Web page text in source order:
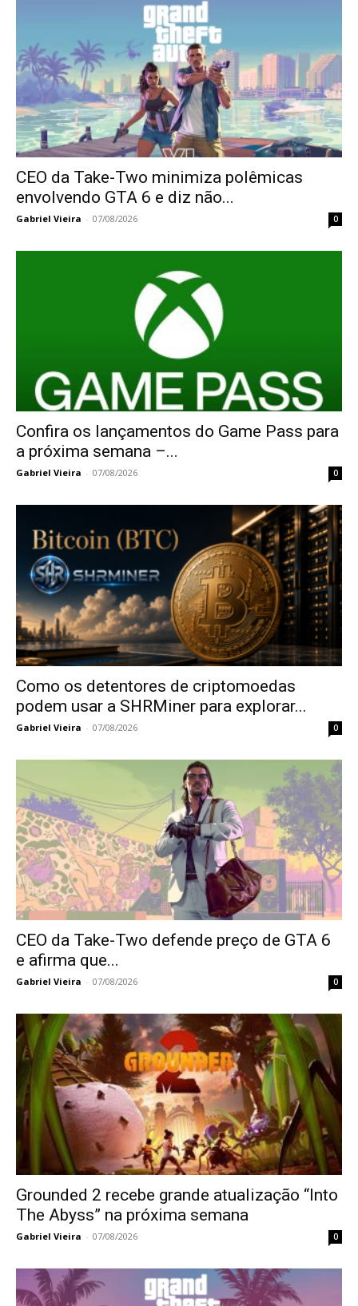
CEO da Take-Two minimiza polêmicas
envolvendo GTA 6 e diz não...
Gabriel Vieira - 07/08/2026 0
Confira os lançamentos do Game Pass para
a próxima semana –...
Gabriel Vieira - 07/08/2026 0
Como os detentores de criptomoedas
podem usar a SHRMiner para explorar...
Gabriel Vieira - 07/08/2026 0
CEO da Take-Two defende preço de GTA 6
e afirma que...
Gabriel Vieira - 07/08/2026 0
Grounded 2 recebe grande atualização “Into
The Abyss” na próxima semana
Gabriel Vieira - 07/08/2026 0